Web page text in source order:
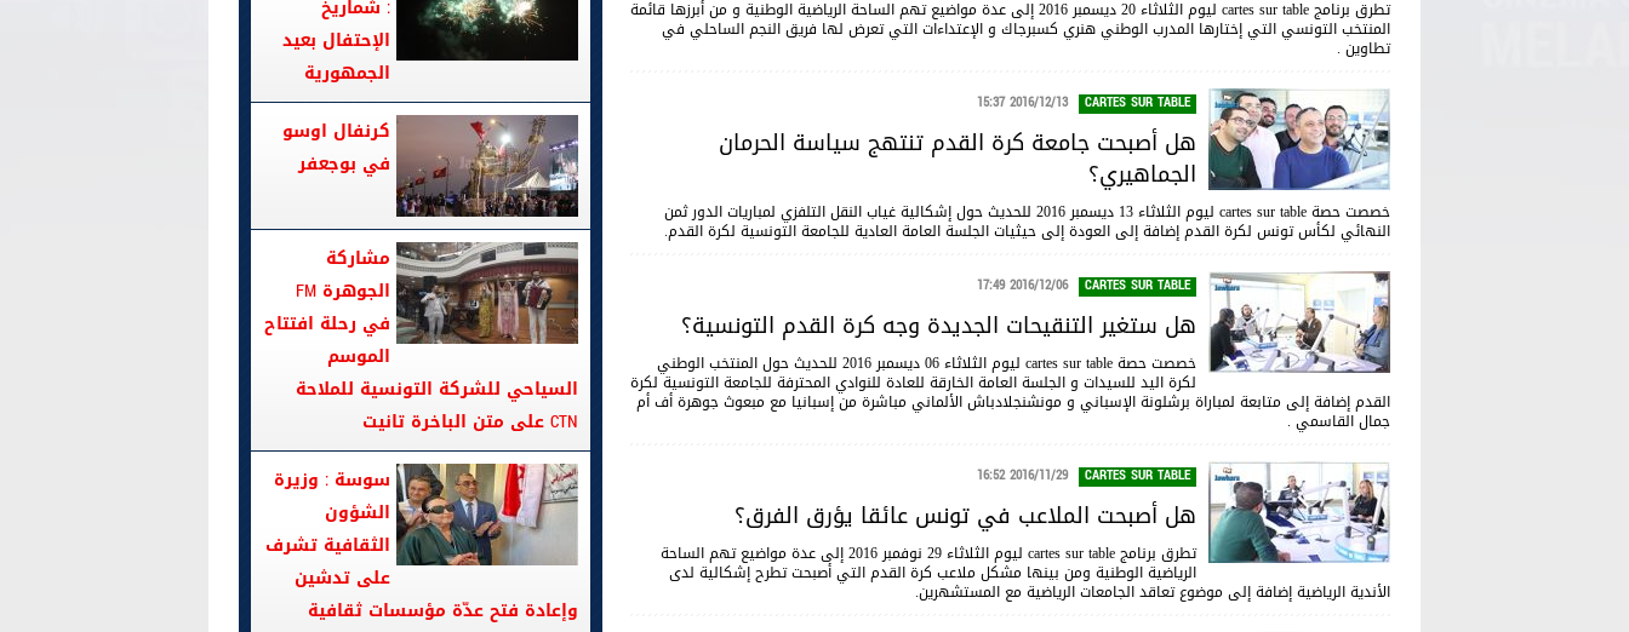
تطرق برنامج cartes sur table ليوم الثلاثاء 20 ديسمبر 2016 إلى عدة مواضيع تهم الساحة الرياضية الوطنية و من أبرزها قائمة
المنتخب التونسي التي إختارها المدرب الوطني هنري كسبرجاك و الإعتداءات التي تعرض لها فريق النجم الساحلي في
تطاوين .
CARTES SUR TABLE
2016/12/13 15:37
هل أصبحت جامعة كرة القدم تنتهج سياسة الحرمان
الجماهيري؟
خصصت حصة cartes sur table ليوم الثلاثاء 13 ديسمبر 2016 للحديث حول إشكالية غياب النقل التلفزي لمباريات الدور ثمن
النهائي لكأس تونس لكرة القدم إضافة إلى العودة إلى حيثيات الجلسة العامة العادية للجامعة التونسية لكرة القدم.
CARTES SUR TABLE
2016/12/06 17:49
هل ستغير التنقيحات الجديدة وجه كرة القدم التونسية؟
خصصت حصة cartes sur table ليوم الثلاثاء 06 ديسمبر 2016 للحديث حول المنتخب الوطني
لكرة اليد للسيدات و الجلسة العامة الخارقة للعادة للنوادي المحترفة للجامعة التونسية لكرة
القدم إضافة إلى متابعة لمباراة برشلونة الإسباني و مونشنجلادباش الألماني مباشرة من إسبانيا مع مبعوث جوهرة أف أم
جمال القاسمي .
CARTES SUR TABLE
2016/11/29 16:52
هل أصبحت الملاعب في تونس عائقا يؤرق الفرق؟
تطرق برنامج cartes sur table ليوم الثلاثاء 29 نوفمبر 2016 إلى عدة مواضيع تهم الساحة
الرياضية الوطنية ومن بينها مشكل ملاعب كرة القدم التي أصبحت تطرح إشكالية لدى
الأندية الرياضية إضافة إلى موضوع تعاقد الجامعات الرياضية مع المستشهرين.
: شماريخ
الإحتفال بعيد
الجمهورية
كرنفال اوسو
في بوجعفر
مشاركة
الجوهرة FM
في رحلة افتتاح
الموسم
السياحي للشركة التونسية للملاحة
CTN على متن الباخرة تانيت
سوسة : وزيرة
الشؤون
الثقافية تشرف
على تدشين
وإعادة فتح عدّة مؤسسات ثقافية